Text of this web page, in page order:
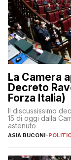
La Camera
Decreto
Forza Italia)
Il discussissimo
15 di oggi dalla
astenuto
ASIA BUCONI-